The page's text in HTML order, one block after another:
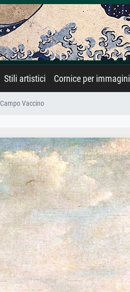
Stili artistici Cornice per immagini
Campo Vaccino